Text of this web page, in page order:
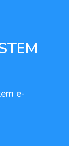
e-